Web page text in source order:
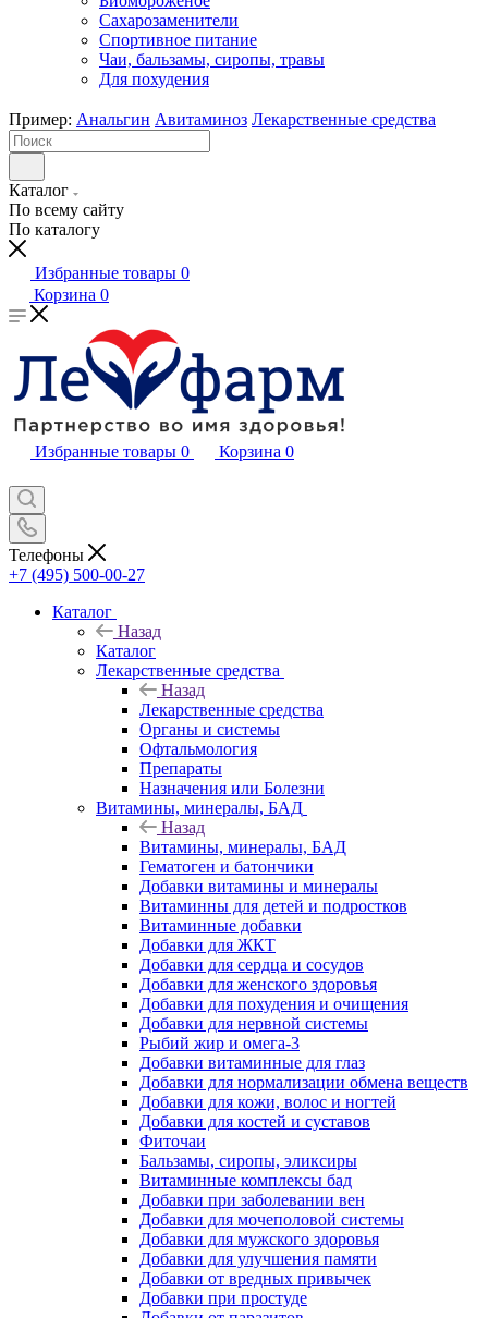
Сахарозаменители
Спортивное питание
Чаи, бальзамы, сиропы, травы
Для похудения
Пример: Анальгин Авитаминоз Лекарственные средства
Каталог
По всему сайту
По каталогу
Избранные товары 0
Корзина 0
Избранные товары 0 Корзина 0
Телефоны
+7 (495) 500-00-27
Каталог
Назад
Каталог
Лекарственные средства
Назад
Лекарственные средства
Органы и системы
Офтальмология
Препараты
Назначения или Болезни
Витамины, минералы, БАД
Назад
Витамины, минералы, БАД
Гематоген и батончики
Добавки витамины и минералы
Витаминны для детей и подростков
Витаминные добавки
Добавки для ЖКТ
Добавки для сердца и сосудов
Добавки для женского здоровья
Добавки для похудения и очищения
Добавки для нервной системы
Рыбий жир и омега-3
Добавки витаминные для глаз
Добавки для нормализации обмена веществ
Добавки для кожи, волос и ногтей
Добавки для костей и суставов
Фиточаи
Бальзамы, сиропы, эликсиры
Витаминные комплексы бад
Добавки при заболевании вен
Добавки для мочеполовой системы
Добавки для мужского здоровья
Добавки для улучшения памяти
Добавки от вредных привычек
Добавки при простуде